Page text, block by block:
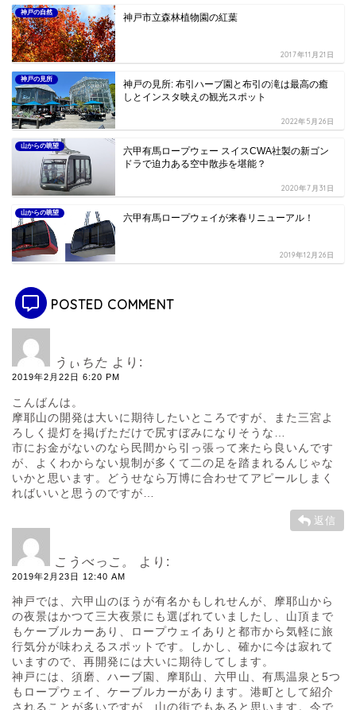
神戸の自然 神戸市立森林植物園の紅葉
2017年11月21日
神戸の見所
神戸の見所: 布引ハーブ園と布引の滝は最高の癒
しとインスタ映えの観光スポット
2022年5月26日
山からの眺望
六甲有馬ロープウェー スイスCWA社製の新ゴン
ドラで迫力ある空中散歩を堪能？
2020年7月31日
山からの眺望 六甲有馬ロープウェイが来春リニューアル！
2019年12月26日
POSTED COMMENT
うぃちた より:
2019年2月22日 6:20 PM
こんばんは。
摩耶山の開発は大いに期待したいところですが、また三宮よ
ろしく提灯を掲げただけで尻すぼみになりそうな…
市にお金がないのなら民間から引っ張って来たら良いんです
が、よくわからない規制が多くて二の足を踏まれるんじゃな
いかと思います。どうせなら万博に合わせてアピールしまく
ればいいと思うのですが…
返信
こうべっこ。 より:
2019年2月23日 12:40 AM
神戸では、六甲山のほうが有名かもしれせんが、摩耶山から
の夜景はかつて三大夜景にも選ばれていましたし、山頂まで
もケーブルカーあり、ロープウェイありと都市から気軽に旅
行気分が味わえるスポットです。しかし、確かに今は寂れて
いますので、再開発には大いに期待してします。
神戸には、須磨、ハーブ園、摩耶山、六甲山、有馬温泉と5つ
もロープウェイ、ケーブルカーがあります。港町として紹介
されることが多いですが、山の街でもあると思います。今で